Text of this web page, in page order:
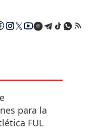
para la
FUL